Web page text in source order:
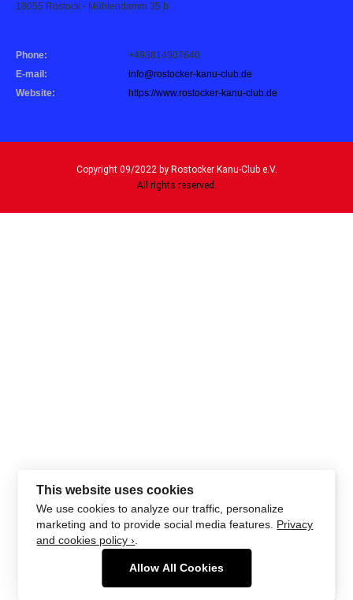
18055 Rostock - Mühlendamm 35 b
Phone:
+493814907640
E-mail:
info@rostocker-kanu-club.de
Website:
https://www.rostocker-kanu-club.de
Copyright 09/2022 by Rostocker Kanu-Club e.V.
All rights reserved.
This website uses cookies
We use cookies to analyze our traffic, personalize
marketing and to provide social media features. Privacy
and cookies policy ›.
Allow All Cookies